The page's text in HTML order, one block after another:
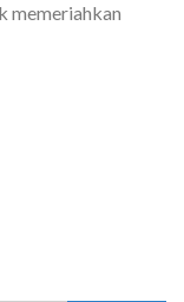
memeriahkan